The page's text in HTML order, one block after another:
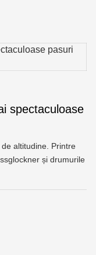
spectaculoase
altitudine. Printre
și drumurile